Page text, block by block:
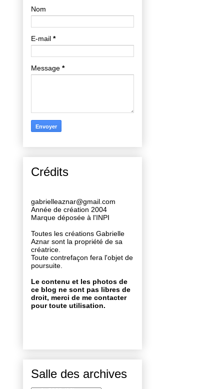
Nom
E-mail *
Message *
Crédits
gabrielleaznar@gmail.com
Année de création 2004
Marque déposée à l'INPI
Toutes les créations Gabrielle
Aznar sont la propriété de sa
créatrice.
Toute contrefaçon fera l'objet de
poursuite.
Le contenu et les photos de
ce blog ne sont pas libres de
droit, merci de me contacter
pour toute utilisation.
Salle des archives